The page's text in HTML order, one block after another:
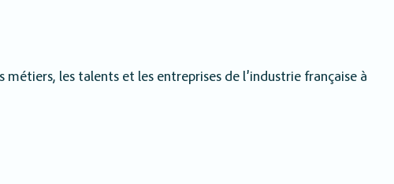
les talents et les entreprises de l’industrie française à